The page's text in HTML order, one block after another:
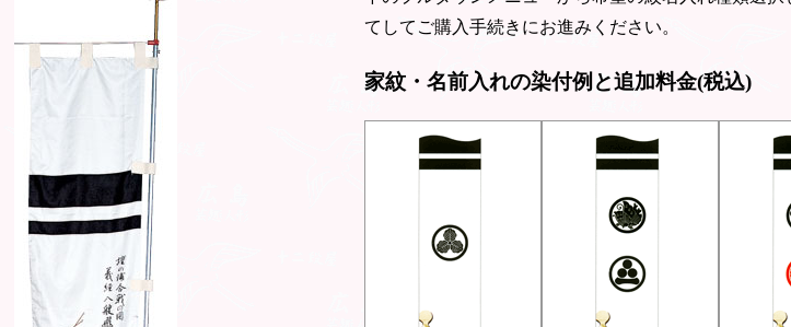
てしてご購入手続きにお進みください。
家紋・名前入れの染付例と追加料金(税込)